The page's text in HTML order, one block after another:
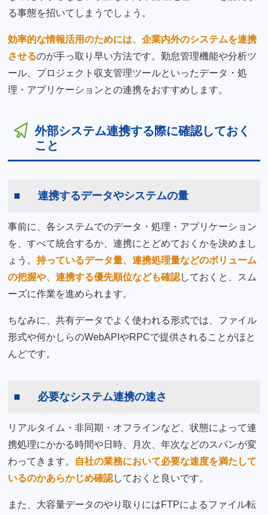
る事態を招いてしまうでしょう。
効率的な情報活用のためには、企業内外のシステムを連携
させるのが手っ取り早い方法です。勤怠管理機能や分析ツ
ール、プロジェクト収支管理ツールといったデータ・処
理・アプリケーションとの連携をおすすめします。
外部システム連携する際に確認しておく
こと
連携するデータやシステムの量
事前に、各システムでのデータ・処理・アプリケーション
を、すべて統合するか、連携にとどめておくかを決めまし
ょう。持っているデータ量、連携処理量などのボリューム
の把握や、連携する優先順位なども確認しておくと、スム
ーズに作業を進められます。
ちなみに、共有データでよく使われる形式では、ファイル
形式や何かしらのWebAPIやRPCで提供されることがほと
んどです。
必要なシステム連携の速さ
リアルタイム・非同期・オフラインなど、状態によって連
携処理にかかる時間や日時、月次、年次などのスパンが変
わってきます。 自社の業務において必要な速度を満たして
いるのかあらかじめ確認しておくと良いです。
また、大容量データのやり取りにはFTPによるファイル転